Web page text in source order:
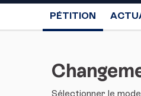
PÉTITION
Sélectionner le